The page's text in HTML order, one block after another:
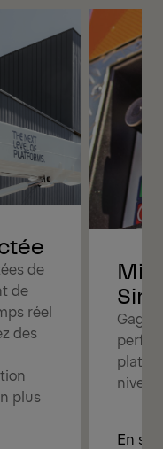
de
de
réel
des
plus
En